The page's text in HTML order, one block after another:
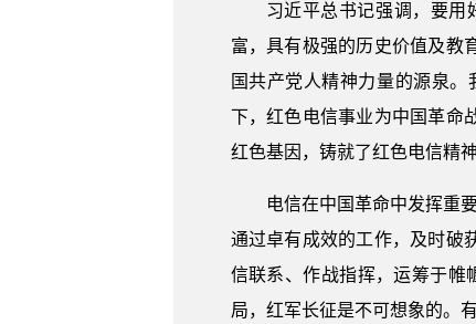
习近平总书记强调，要用
富，具有极强的历史价值及教
国共产党人精神力量的源泉
下，红色电信事业为中国革命
红色基因，铸就了红色电信精神
电信在中国革命中发挥重
通过卓有成效的工作，及时破
信联系、作战指挥，运筹于帷
局，红军长征是不可想象的。